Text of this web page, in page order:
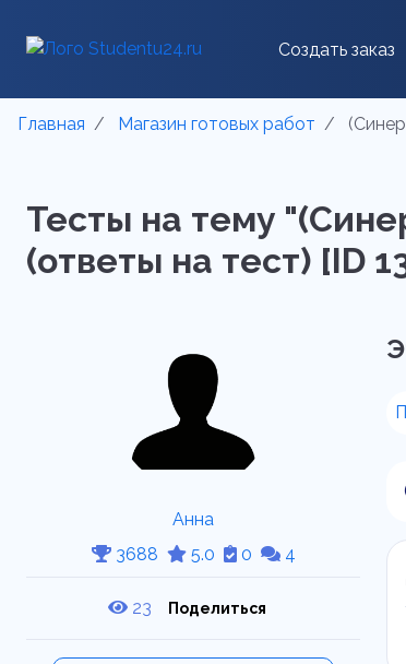
Создать заказ
Главная Магазин готовых работ
Тесты на тему
(ответы на тест) [ID
Анна
3688
5.0 0 4
23 Поделиться